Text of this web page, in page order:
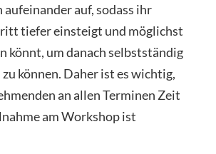
aufeinander auf, sodass ihr
tiefer einsteigt und möglichst
könnt, um danach selbstständig
können. Daher ist es wichtig,
an allen Terminen Zeit
am Workshop ist